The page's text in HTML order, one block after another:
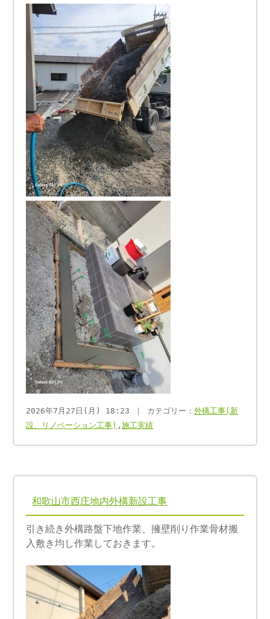
2026年7月27日(月) 18:23 ｜ カテゴリー：外構工事(新
設、リノベーション工事) ,施工実績
和歌山市西庄地内外構新設工事
引き続き外構路盤下地作業、擁壁削り作業骨材搬
入敷き均し作業しておきます。